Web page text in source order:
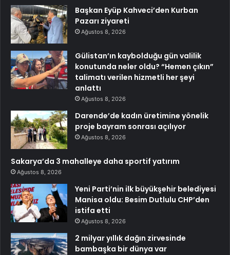
Başkan Eyüp Kahveci’den Kurban
Pazarı ziyareti
Ağustos 8, 2026
Gülistan’ın kaybolduğu gün valilik
konutunda neler oldu? “Hemen çıkın”
talimatı verilen hizmetli her şeyi
anlattı
Ağustos 8, 2026
Darende’de kadın üretimine yönelik
proje bayram sonrası açılıyor
Ağustos 8, 2026
Sakarya’da 3 mahalleye daha sportif yatırım
Ağustos 8, 2026
Yeni Parti’nin ilk büyükşehir belediyesi
Manisa oldu: Besim Dutlulu CHP’den
istifa etti
Ağustos 8, 2026
2 milyar yıllık dağın zirvesinde
bambaşka bir dünya var